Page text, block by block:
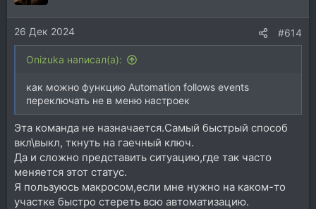
26 Дек 2024 #614
Onizuka написал(а):
как можно функцию Automation follows events
переключать не в меню настроек
Эта команда не назначается.Самый быстрый способ
вкл\выкл, ткнуть на гаечный ключ.
Да и cложно представить ситуацию,где так часто
меняется этот статус.
Я пользуюсь макросом,если мне нужно на каком-то
участке быстро стереть всю автоматизацию.